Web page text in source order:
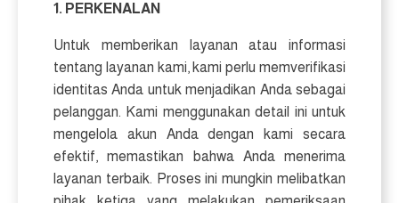
1. PERKENALAN
Untuk memberikan layanan atau informasi
tentang layanan kami, kami perlu memverifikasi
identitas Anda untuk menjadikan Anda sebagai
pelanggan. Kami menggunakan detail ini untuk
mengelola akun Anda dengan kami secara
efektif, memastikan bahwa Anda menerima
layanan terbaik. Proses ini mungkin melibatkan